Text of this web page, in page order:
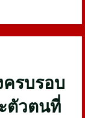
ครบรอบ
ตัวตนที่